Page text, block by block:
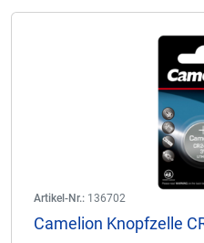
Artikel-Nr.: 136702
Camelion Knopfzelle